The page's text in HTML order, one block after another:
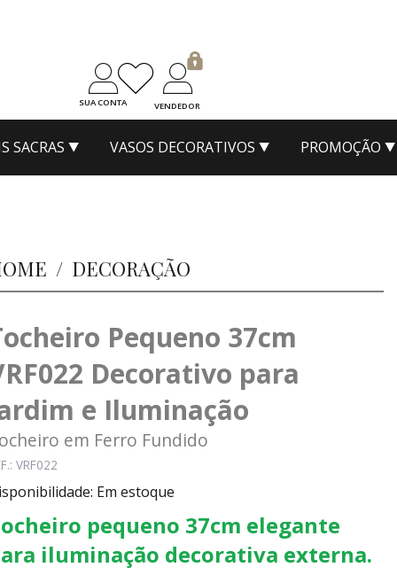
SUA CONTA VENDEDOR
SACRAS VASOS DECORATIVOS PROMOÇÃO
/ DECORAÇÃO
Pequeno 37cm
Decorativo para
e Iluminação
em Ferro Fundido
VRF022
Em estoque
pequeno 37cm elegante
iluminação decorativa externa.